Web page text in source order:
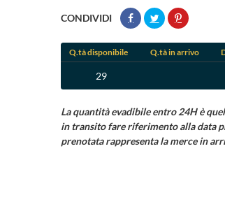
CONDIVIDI
Q.tà disponibile Q.tà in arrivo
29
La quantità evadibile entro 24H è
in transito fare riferimento alla data
prenotata rappresenta la merce in